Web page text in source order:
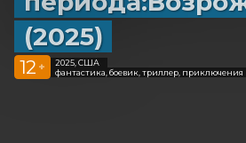
(2025)
12 +
2025, США
фантастика, боевик, триллер, приключения